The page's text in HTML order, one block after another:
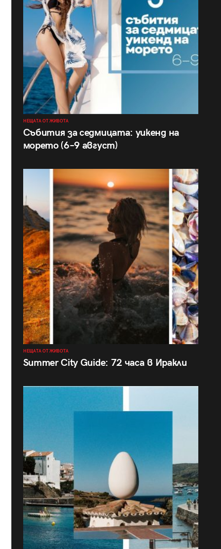
НЕЩАТА ОТ ЖИВОТА
Събития за седмицата: уикенд на
морето (6–9 август)
НЕЩАТА ОТ ЖИВОТА
Summer City Guide: 72 часа в Иракли